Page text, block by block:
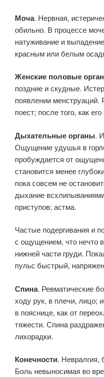
Моча. Нервная,
обильно. В процессе
натуживание и
красным или белым
Женские половые
поздние и скудные.
появлении менструаций.
поест; после того, как
Дыхательные органы.
Ощущение удушья в
пробуждается от
становится менее
пока совсем не
дыхание
приступов; астма.
Частые подергивания и
с ощущением, что нечто
нижней части груди.
пульс быстрый,
Спина. Ревматические
ходу рук, в плечи, лицо;
в пояснице, как от
тяжести. Спина
лихорадки.
Конечности.
Боль невыносимая во